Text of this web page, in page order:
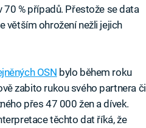
% případů. Přestože se data
větším ohrožení nežli jejich
OSN bylo během roku
zabito rukou svého partnera či
přes 47 000 žen a dívek.
těchto dat říká, že